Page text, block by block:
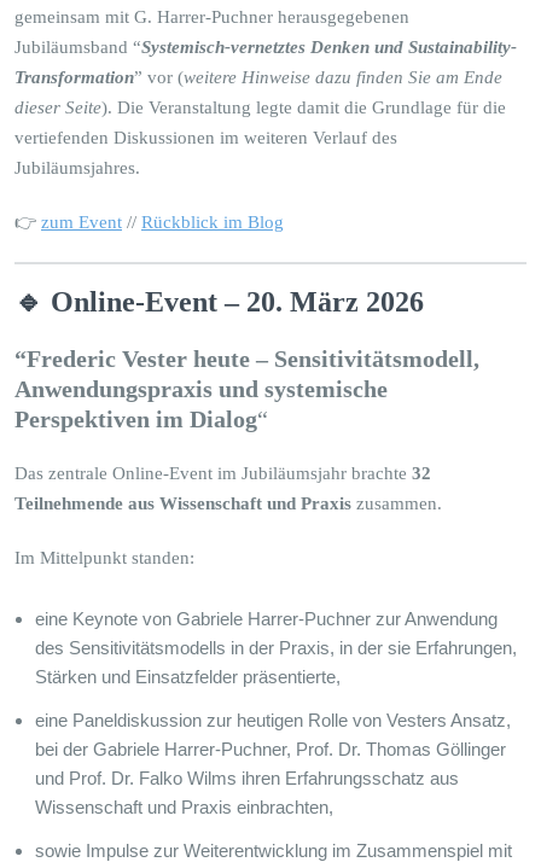
gemeinsam mit G. Harrer-Puchner herausgegebenen
Jubiläumsband “Systemisch-vernetztes Denken und Sustainability-
Transformation” vor (weitere Hinweise dazu finden Sie am Ende
dieser Seite). Die Veranstaltung legte damit die Grundlage für die
vertiefenden Diskussionen im weiteren Verlauf des
Jubiläumsjahres.
👉 zum Event // Rückblick im Blog
🔹 Online-Event – 20. März 2026
“Frederic Vester heute – Sensitivitätsmodell,
Anwendungspraxis und systemische
Perspektiven im Dialog“
Das zentrale Online-Event im Jubiläumsjahr brachte 32
Teilnehmende aus Wissenschaft und Praxis zusammen.
Im Mittelpunkt standen:
eine Keynote von Gabriele Harrer-Puchner zur Anwendung
des Sensitivitätsmodells in der Praxis, in der sie Erfahrungen,
Stärken und Einsatzfelder präsentierte,
eine Paneldiskussion zur heutigen Rolle von Vesters Ansatz,
bei der Gabriele Harrer-Puchner, Prof. Dr. Thomas Göllinger
und Prof. Dr. Falko Wilms ihren Erfahrungsschatz aus
Wissenschaft und Praxis einbrachten,
sowie Impulse zur Weiterentwicklung im Zusammenspiel mit